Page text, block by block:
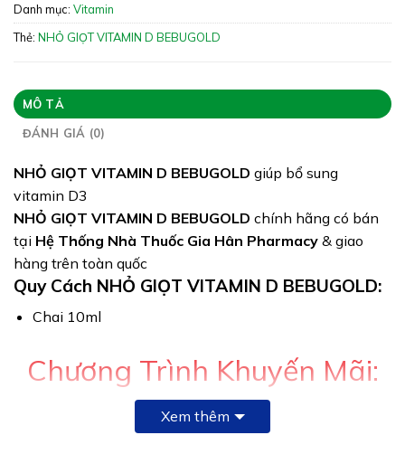
Danh mục: Vitamin
Thẻ: NHỎ GIỌT VITAMIN D BEBUGOLD
MÔ TẢ
ĐÁNH GIÁ (0)
NHỎ GIỌT VITAMIN D BEBUGOLD giúp bổ sung
vitamin D3
NHỎ GIỌT VITAMIN D BEBUGOLD chính hãng có bán
tại Hệ Thống Nhà Thuốc Gia Hân Pharmacy & giao
hàng trên toàn quốc
Quy Cách NHỎ GIỌT VITAMIN D BEBUGOLD:
Chai 10ml
Chương Trình Khuyến Mãi:
Mua 1 Hộp Tặng 1 Hộp
Xem thêm